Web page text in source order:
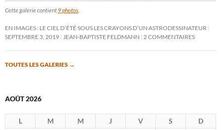
Cette galerie contient 9 photos
EN IMAGES : LE CIEL D’ÉTÉ SOUS LES CRAYONS D’UN ASTRODESSINATEUR
SEPTEMBRE 3, 2019
JEAN-BAPTISTE FELDMANN 2 COMMENTAIRES
TOUTES LES GALERIES →
AOÛT 2026
L M M J V S
D